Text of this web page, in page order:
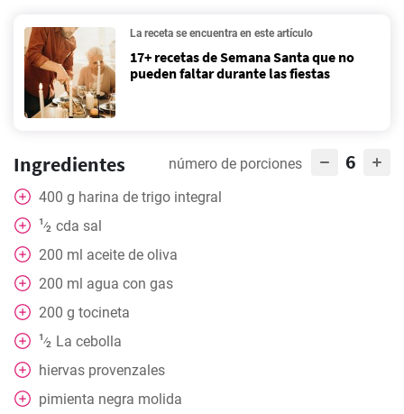
La receta se encuentra en este artículo
17+ recetas de Semana Santa que no
pueden faltar durante las fiestas
Ingredientes número de porciones 6
400 g harina de trigo integral
1⁄2 cda sal
200 ml aceite de oliva
200 ml agua con gas
200 g tocineta
1⁄2
La cebolla
hiervas provenzales
pimienta negra molida